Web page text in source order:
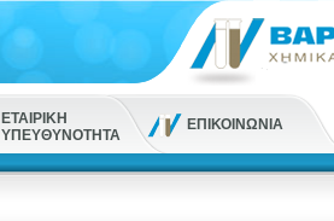
ΕΤΑΙΡΙΚΗ
ΥΠΕΥΘΥΝΟΤΗΤΑ
ΕΠΙΚΟΙΝΩΝΙΑ